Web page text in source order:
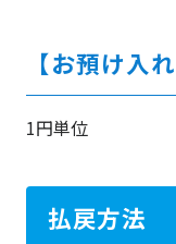
【お預け入
1円単位
払戻方法